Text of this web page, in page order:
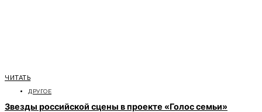
ЧИТАТЬ
ДРУГОЕ
Звезды российской сцены в проекте «Голос семьи»